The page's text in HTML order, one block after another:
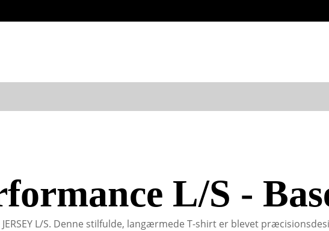
L/S -
L/S. Denne stilfulde, langærmede T-shirt er blevet